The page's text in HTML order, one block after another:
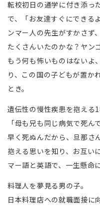
転校初日の通学に付き添っ
で、「お友達すぐにできる
ンマー人の先生がすかさず
たくさんいたのかな？ヤン
もう何も怖いものはないよ
り、この国の子どもが置か
とき。
遺伝性の慢性疾患を抱える
「母も兄も同じ病気で死ん
早く死ぬんだから、旦那さ
抱える思いを知り、お互い
マー語と英語で、一生懸命
料理人を夢見る男の子。
日本料理店への就職面接に